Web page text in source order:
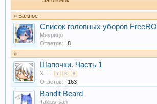
» Важное
Список головных уборов FreeRO
Мяурицо
Ответов:
8
»
Шапочки. Часть 1
X ... 7 8 9
Ответов: 163
Bandit Beard
Takius-san